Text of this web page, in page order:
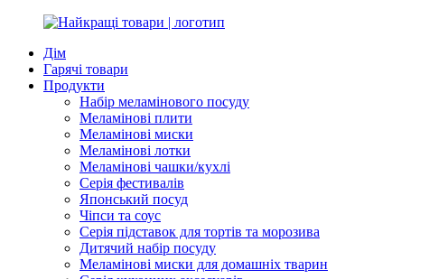
Дім
Гарячі товари
Продукти
Набір меламінового посуду
Меламінові плити
Меламінові миски
Меламінові лотки
Меламінові чашки/кухлі
Серія фестивалів
Японський посуд
Чіпси та соус
Серія підставок для тортів та морозива
Дитячий набір посуду
Меламінові миски для домашніх тварин